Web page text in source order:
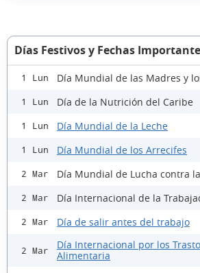
Días Festivos y Fechas
1 Lun Día Mundial de las Madres y
1 Lun Día de la Nutrición del Caribe
1 Lun Día Mundial de la Leche
1 Lun Día Mundial de los Arrecifes
2 Mar Día Mundial de Lucha contra
2 Mar Día Internacional de la
2 Mar Día de salir antes del trabajo
2 Mar
Día Internacional por los
Alimentaria